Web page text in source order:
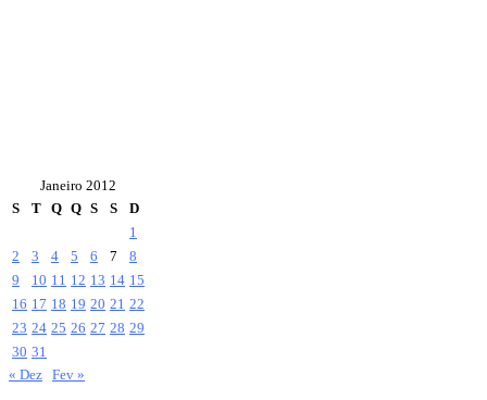
Janeiro 2012
S
T Q Q S S
D
1
2
3 4 5 6 7
8
9
10 11 12 13 14 15
16 17 18 19 20 21 22
23 24 25 26 27 28 29
30 31
« Dez Fev »